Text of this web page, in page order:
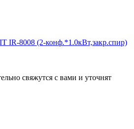
IR-8008 (2-конф.*1.0кВт,закр.спир)
свяжутся с вами и уточнят